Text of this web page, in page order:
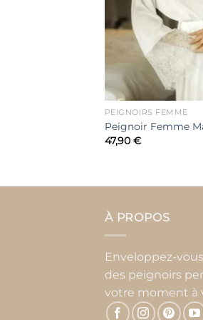
PEIGNOIRS FEMME
Peignoir Femme
47,90€
À PROPOS
Enveloppez-
des peignoirs
votre moment à